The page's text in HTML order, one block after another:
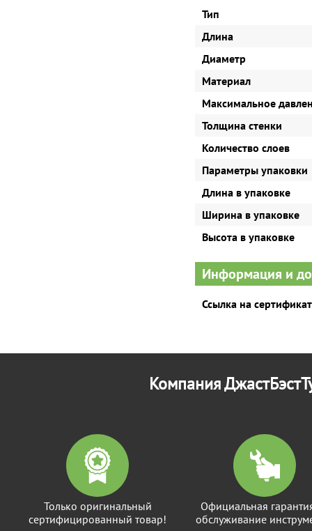
Тип
Длина
Диаметр
Материал
Максимальное
Толщина стенки
Количество слоев
Параметры упаковки
Длина в упаковке
Ширина в упаковке
Высота в упаковке
Информация и
Ссылка на сертификат
Компания
Только оригинальный
сертифицированный товар!
Официальная
обслуживание